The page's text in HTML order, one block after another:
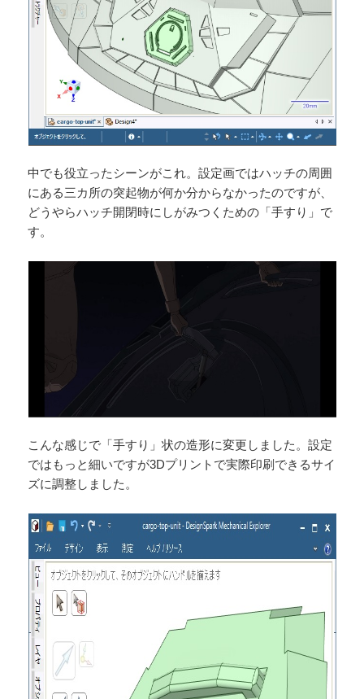
中でも役立ったシーンがこれ。設定画ではハッチの周囲
にある三カ所の突起物が何か分からなかったのですが、
どうやらハッチ開閉時にしがみつくための「手すり」で
す。
こんな感じで「手すり」状の造形に変更しました。設定
ではもっと細いですが3Dプリントで実際印刷できるサイ
ズに調整しました。